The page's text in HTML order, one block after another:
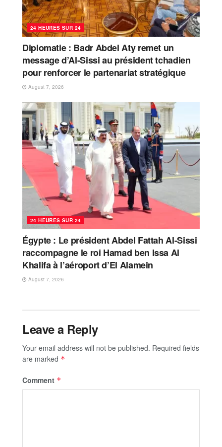
24 HEURES SUR 24
Diplomatie : Badr Abdel Aty remet un
message d’Al-Sissi au président tchadien
pour renforcer le partenariat stratégique
August 7, 2026
24 HEURES SUR 24
Égypte : Le président Abdel Fattah Al-Sissi
raccompagne le roi Hamad ben Issa Al
Khalifa à l’aéroport d’El Alamein
August 7, 2026
Leave a Reply
Your email address will not be published. Required fields
are marked *
Comment *